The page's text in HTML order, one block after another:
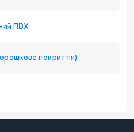
ПВХ
покриття)